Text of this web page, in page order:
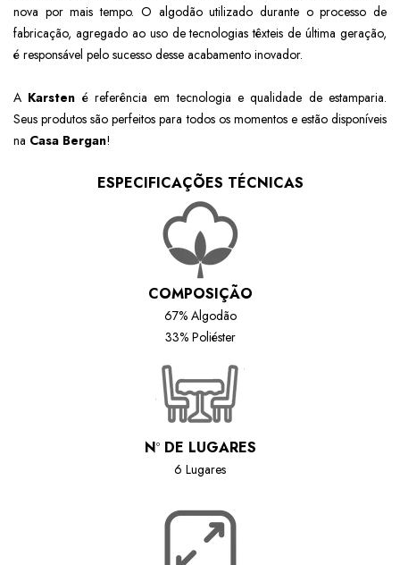
nova por mais tempo. O algodão utilizado durante o processo de
fabricação, agregado ao uso de tecnologias têxteis de última geração,
é responsável pelo sucesso desse acabamento inovador.
A Karsten é referência em tecnologia e qualidade de estamparia.
Seus produtos são perfeitos para todos os momentos e estão disponíveis
na Casa Bergan!
ESPECIFICAÇÕES TÉCNICAS
COMPOSIÇÃO
67% Algodão
33% Poliéster
NºDE LUGARES
6 Lugares